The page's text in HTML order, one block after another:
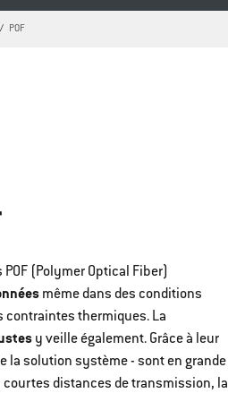
POF
(Polymer Optical Fiber)
même dans des conditions
thermiques. La
y veille également. Grâce à leur
la solution système - sont en grande
courtes distances de transmission, la